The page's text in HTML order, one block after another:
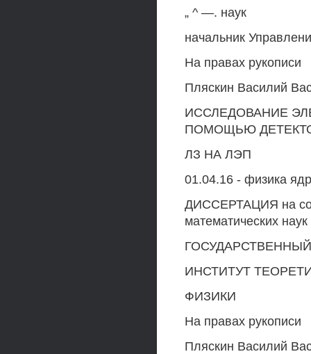
„ ^ —. наук
начальник
На правах рукописи
Пляскин Василий
ИССЛЕДОВАНИЕ
ПОМОЩЬЮ
ЛЗ НА ЛЭП
01.04.16 - физика
ДИССЕРТАЦИЯ на
математических наук
ИНСТИТУТ
ФИЗИКИ
На правах рукописи
Пляскин Василий